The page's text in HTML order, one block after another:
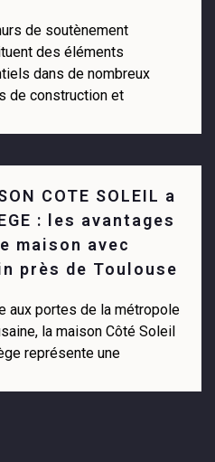
de soutènement
des éléments
dans de nombreux
de construction et
COTE SOLEIL a
: les avantages
maison avec
près de Toulouse
aux portes de la métropole
la maison Côté Soleil
représente une